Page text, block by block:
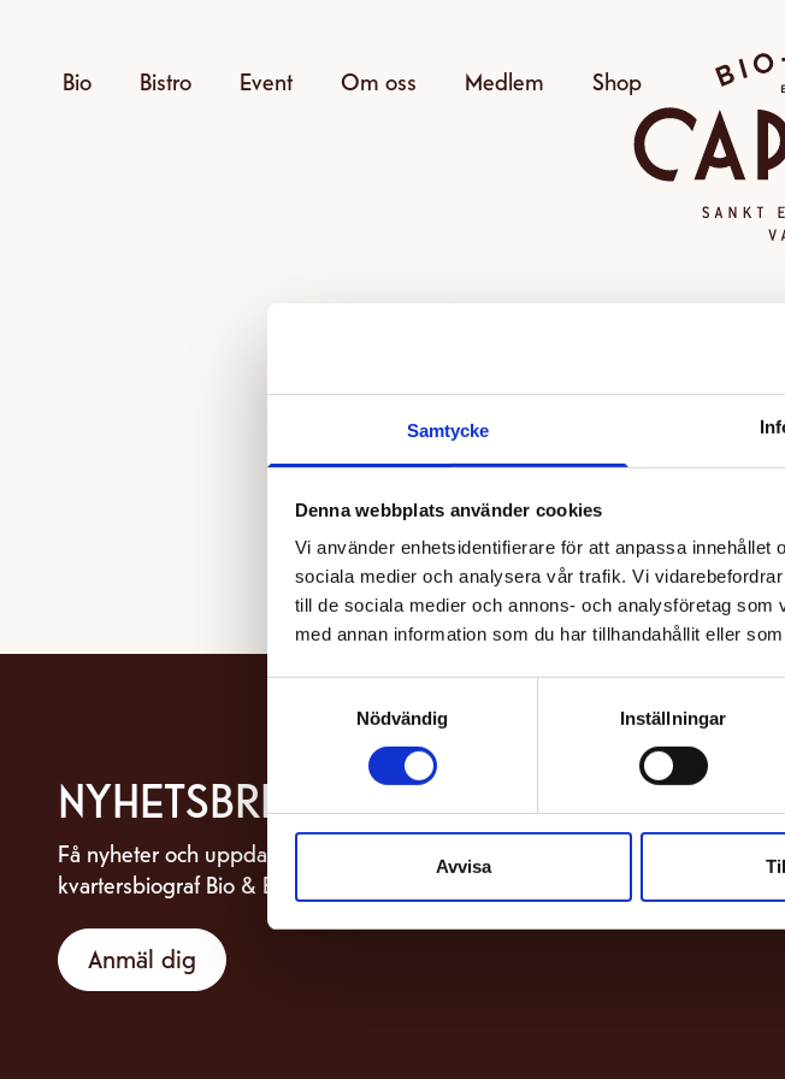
Samtycke
Denna webbplats använder cookies
Vi använder enhetsidentifierare för att anpassa
sociala medier och analysera vår trafik. Vi
till de sociala medier och annons- och analysföretag
med annan information som du har tillhandahållit eller
Nödvändig
Inställningar
Avvisa
Bio Bistro Event Om oss Medlem Shop
Bio Capitol
Den valda visningen kunde
NYHETSBREV
Få nyheter och uppdateringar om din
kvartersbiograf Bio & Bistro Capitol.
Anmäl dig